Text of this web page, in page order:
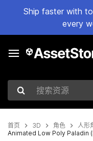
Ship faster with
every
搜索资源
首页 3D 角色 人形
Animated Low Poly Paladin